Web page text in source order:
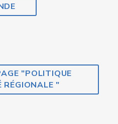
"POLITIQUE
RÉGIONALE "